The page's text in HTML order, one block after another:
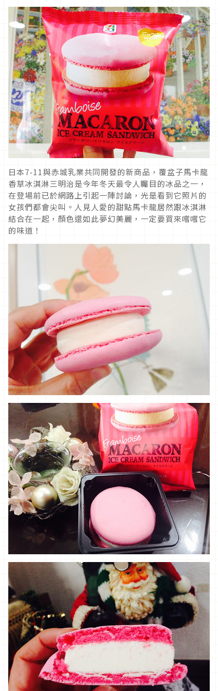
日本7-11與赤城乳業共同開發的新商品，覆盆子馬卡龍
香草冰淇淋三明治是今年冬天最令人矚目的冰品之一，
在登場前已於網路上引起一陣討論，光是看到它照片的
女孩們都會尖叫。人見人愛的甜點馬卡龍居然跟冰淇淋
結合在一起，顏色還如此夢幻美麗，一定要買來嚐嚐它
的味道！